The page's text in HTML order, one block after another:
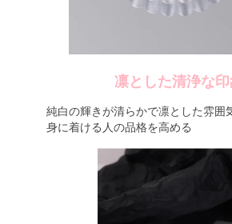
凛とした清浄な
純白の輝きが清らかで凛とした雰囲
身に着ける人の品格を高める